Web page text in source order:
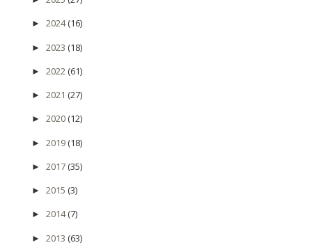
► 2024(16)
► 2023 (18)
► 2022(61)
► 2021 (27)
► 2020(12)
► 2019(18)
► 2017(35)
► 2015 (3)
► 2014(7)
► 2013 (63)